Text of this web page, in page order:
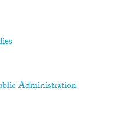
Administration